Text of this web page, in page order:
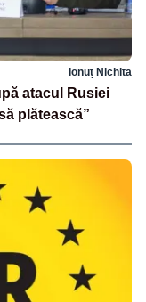
Ionuț Nichita
atacul Rusiei
plătească”